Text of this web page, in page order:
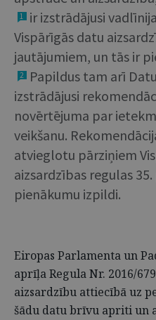
1
ir izstrādājusi
Vispārīgās datu
jautājumiem, un tās ir
2
Papildus tam arī
izstrādājusi
novērtējuma par
veikšanu.
atvieglotu pārziņiem
aizsardzības regulas
pienākumu izpildi.
Eiropas Parlamenta un
aprīļa Regula Nr. 2016/
aizsardzību attiecībā uz
šādu datu brīvu apriti un